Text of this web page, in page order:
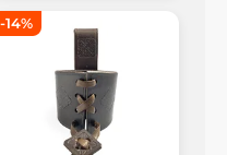
-14%